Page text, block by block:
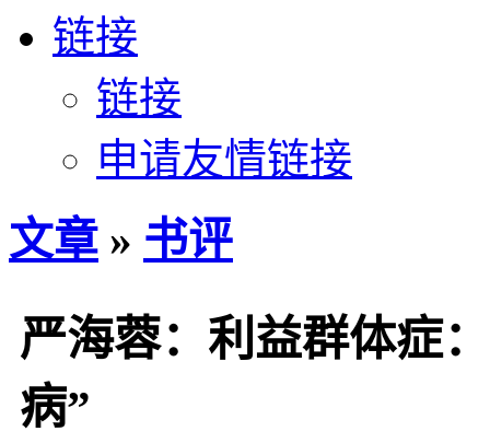
链接
链接
申请友情链接
文章 » 书评
严海蓉：利益群体症
病”